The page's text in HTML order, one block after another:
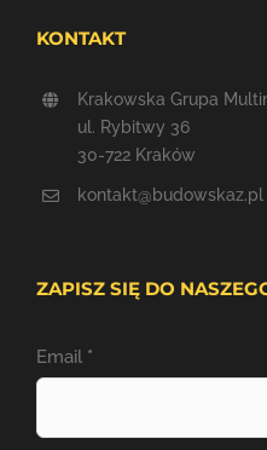
KONTAKT
Krakowska Grupa
ul. Rybitwy 36
30-722 Kraków
kontakt@budowskaz.pl
ZAPISZ SIĘ DO
Email *